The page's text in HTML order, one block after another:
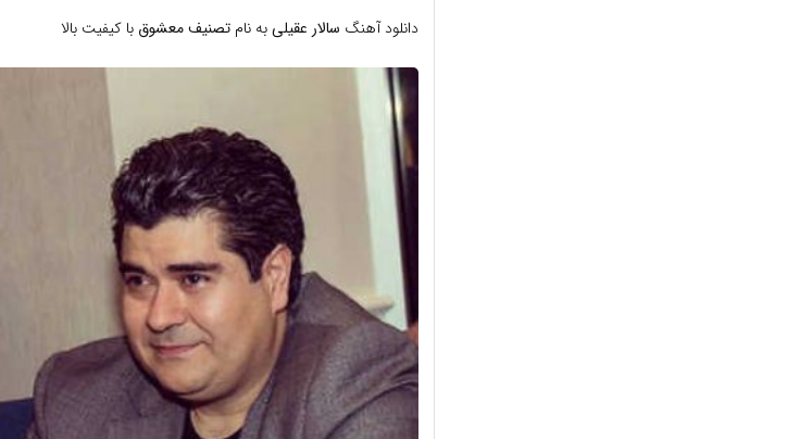
دانلود آهنگ سالار عقیلیبه نام تصنیف معشوق با کیفیت بالا